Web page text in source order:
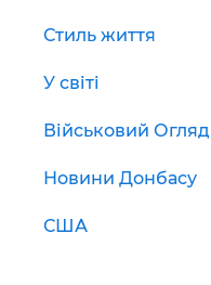
Стиль життя
У світі
Військовий Огляд
Новини Донбасу
США